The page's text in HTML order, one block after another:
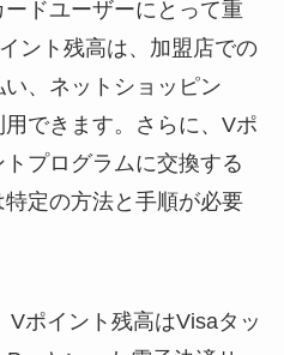
ドユーザーにとって重
ント残高は、加盟店での
、ネットショッピン
できます。さらに、Vポ
プログラムに交換する
定の方法と手順が必要
ポイント残高はVisaタッ